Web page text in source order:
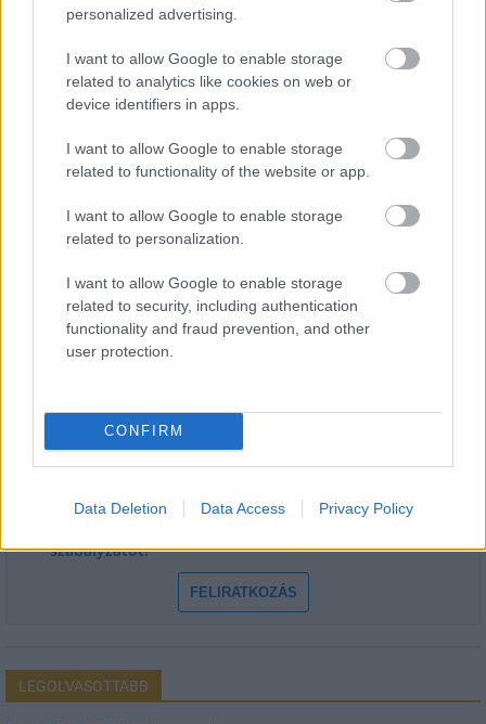
personalized advertising.
I want to allow Google to enable storage
related to analytics like cookies on web or
device identifiers in apps.
I want to allow Google to enable storage
related to functionality of the website or app.
I want to allow Google to enable storage
related to personalization.
I want to allow Google to enable storage
related to security, including authentication
functionality and fraud prevention, and other
user protection.
CONFIRM
Data Deletion Data Access Privacy Policy
Hódmezővásárhely jó hírű református
iskoláját
Látványos építési szakasz indult be a
Flórián téri felüljárón
HÍRLEVÉL
E-mail cím
szabályzatot!
FELIRATKOZÁS
LEGOLVASOTTABB